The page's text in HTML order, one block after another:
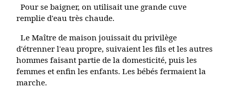
Pour se baigner, on utilisait une grande cuve
remplie d'eau très chaude.
Le Maître de maison jouissait du privilège
d'étrenner l'eau propre, suivaient les fils et les autres
hommes faisant partie de la domesticité, puis les
femmes et enfin les enfants. Les bébés fermaient la
marche.